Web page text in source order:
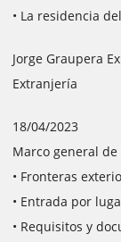
• La residencia
Jorge Graupera
Extranjería
18/04/2023
Marco general
• Fronteras
• Entrada por
• Requisitos y